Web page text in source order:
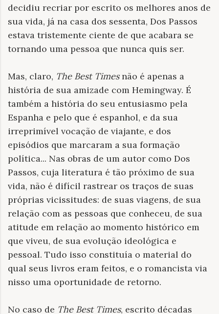
decidiu recriar por escrito os melhores anos de
sua vida, já na casa dos sessenta, Dos Passos
estava tristemente ciente de que acabara se
tornando uma pessoa que nunca quis ser.
Mas, claro, The Best Timesnão é apenas a
história de sua amizade com Hemingway. É
também a história do seu entusiasmo pela
Espanha e pelo que é espanhol, e da sua
irreprimível vocação de viajante, e dos
episódios que marcaram a sua formação
política... Nas obras de um autor como Dos
Passos, cuja literatura é tão próximo de sua
vida, não é difícil rastrear os traços de suas
próprias vicissitudes: de suas viagens, de sua
relação com as pessoas que conheceu, de sua
atitude em relação ao momento histórico em
que viveu, de sua evolução ideológica e
pessoal. Tudo isso constituía o material do
qual seus livros eram feitos, e o romancista via
nisso uma oportunidade de retorno.
No caso de The Best Times, escrito décadas